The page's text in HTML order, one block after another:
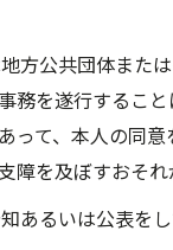
方公共団体また
務を遂行するこ
って、本人の同意
障を及ぼすおそ
あるいは公表を